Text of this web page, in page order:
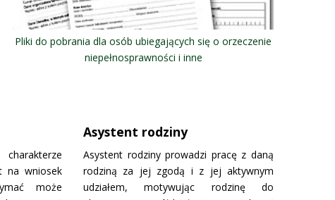
Pliki do pobrania dla osób ubiegających się o orzeczenie
niepełnosprawności i inne
na wniosek
może
Asystent rodziny
Asystent rodziny prowadzi pracę z daną
rodziną za jej zgodą i z jej aktywnym
udziałem, motywując rodzinę do